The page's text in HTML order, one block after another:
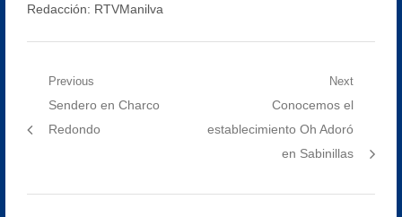
Redacción: RTVManilva
Navegación
Previous
Previous
post:
Sendero en Charco
Redondo
Next
Next
post:
Conocemos el
establecimiento Oh Adoró
en Sabinillas